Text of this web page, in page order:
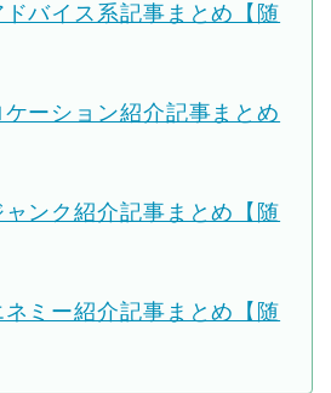
ドバイス系記事まとめ【随
ケーション紹介記事まとめ
ャンク紹介記事まとめ【随
ネミー紹介記事まとめ【随